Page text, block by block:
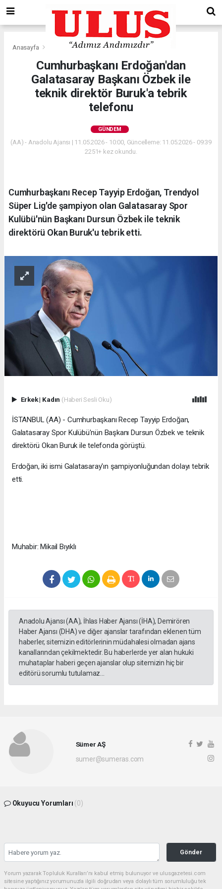
Anasayfa Gündem
Cumhurbaşkanı Erdoğan'dan
Galatasaray Başkanı Özbek ile
teknik direktör Buruk'a tebrik
telefonu
GÜNDEM
(AA) - Anadolu Ajansı | 11.05.2026 - 10:00, Güncelleme: 11.05.2026 - 09:39
2251+ kez okundu.
Cumhurbaşkanı Recep Tayyip Erdoğan, Trendyol
Süper Lig'de şampiyon olan Galatasaray Spor
Kulübü'nün Başkanı Dursun Özbek ile teknik
direktörü Okan Buruk'u tebrik etti.
Erkek| Kadın (Haberi Sesli Oku)
İSTANBUL (AA) - Cumhurbaşkanı Recep Tayyip Erdoğan,
Galatasaray Spor Kulübü'nün Başkanı Dursun Özbek ve teknik
direktörü Okan Buruk ile telefonda görüştü.
Erdoğan, iki ismi Galatasaray'ın şampiyonluğundan dolayı tebrik
etti.
Muhabir: Mikail Bıyıklı
Anadolu Ajansı (AA), İhlas Haber Ajansı (İHA), Demirören
Haber Ajansı (DHA) ve diğer ajanslar tarafından eklenen tüm
haberler, sitemizin editörlerinin müdahalesi olmadan ajans
kanallarından çekilmektedir. Bu haberlerde yer alan hukuki
muhataplar haberi geçen ajanslar olup sitemizin hiç bir
editörü sorumlu tutulamaz...
Sümer AŞ
sumer@sumeras.com
Okuyucu Yorumları (0)
Gönder
Yorum yazarak Topluluk Kuralları’nı kabul etmiş bulunuyor ve ulusgazetesi.com
sitesine yaptığınız yorumunuzla ilgili doğrudan veya dolaylı tüm sorumluluğu tek